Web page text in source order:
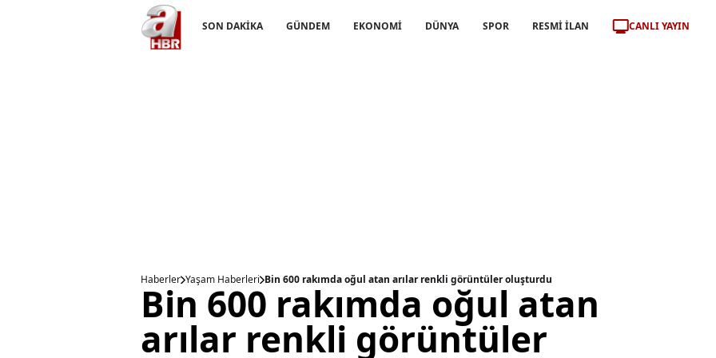
SON DAKİKA GÜNDEM EKONOMİ DÜNYA SPOR RESMİ İLAN CANLI YAYIN
Haberler Yaşam Haberleri Bin 600 rakımda oğul atan arılar renkli görüntüler oluşturdu
Bin 600 rakımda oğul atan
arılar renkli görüntüler